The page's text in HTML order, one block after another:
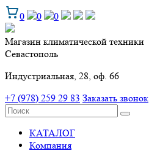
0 0 0
Магазин климатической техники
Севастополь
Индустриальная, 28, оф. 66
+7 (978) 259 29 83 Заказать звонок
КАТАЛОГ
Компания